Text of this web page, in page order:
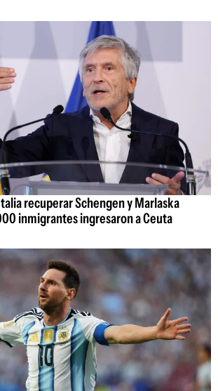
recuperar Schengen y Marlaska
inmigrantes ingresaron a Ceuta